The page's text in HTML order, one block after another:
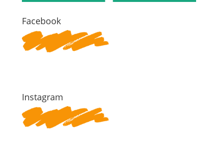
Facebook
Instagram